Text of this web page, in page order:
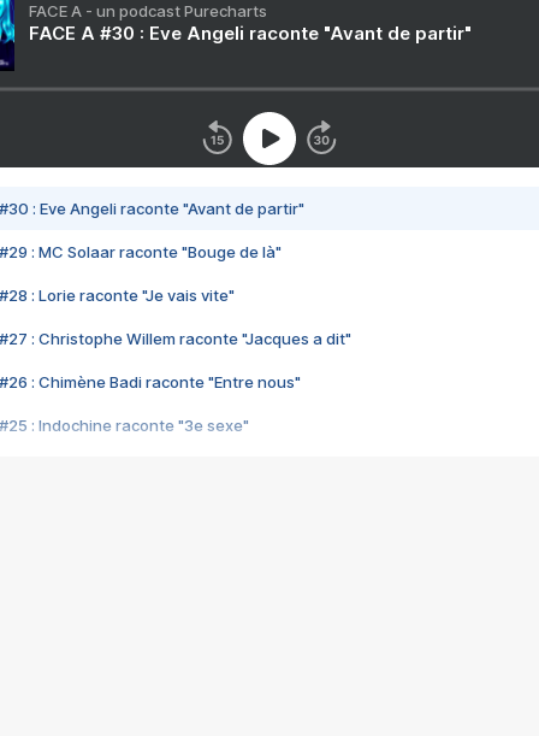
FACE A - un podcast Purecharts
FACE A #30 : Eve Angeli raconte "Avant de partir"
#30 : Eve Angeli raconte "Avant de partir"
#29 : MC Solaar raconte "Bouge de là"
#28 : Lorie raconte "Je vais vite"
#27 : Christophe Willem raconte "Jacques a dit"
#26 : Chimène Badi raconte "Entre nous"
#25 : Indochine raconte "3e sexe"